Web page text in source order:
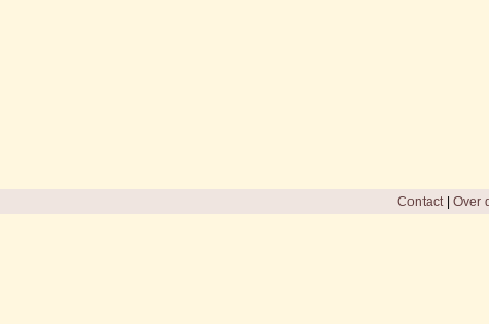
Contact| Over